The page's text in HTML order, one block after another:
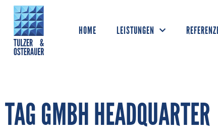
HOME LEISTUNGEN
TAG GMBH HEADQUARTER